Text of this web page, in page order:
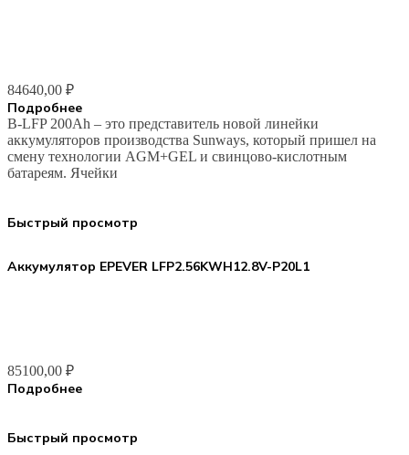
84640,00 ₽
Подробнее
B-LFP 200Ah – это представитель новой линейки
аккумуляторов производства Sunways, который пришел на
смену технологии AGM+GEL и свинцово-кислотным
батареям. Ячейки
Быстрый просмотр
Аккумулятор EPEVER LFP2.56KWH12.8V-P20L1
85100,00 ₽
Подробнее
Быстрый просмотр